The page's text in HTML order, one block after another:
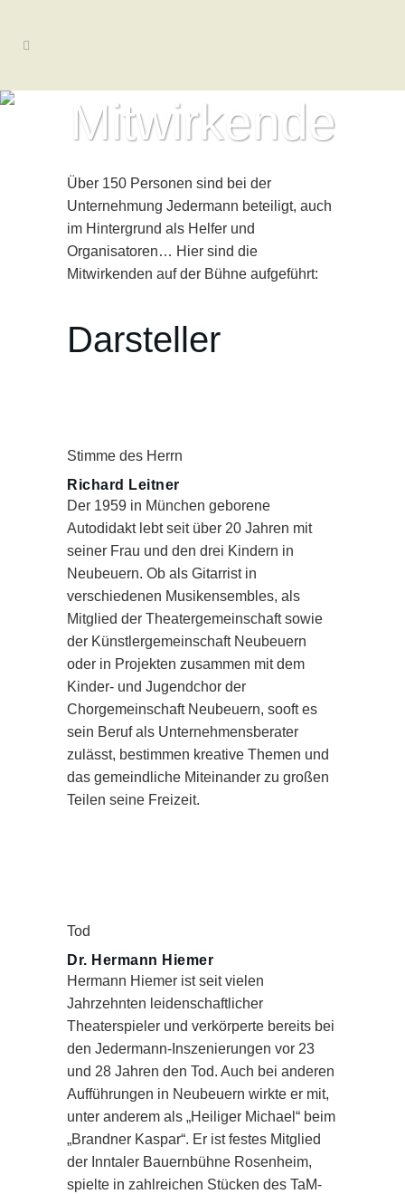
Mitwirkende
Über 150 Personen sind bei der
Unternehmung Jedermann beteiligt, auch
im Hintergrund als Helfer und
Organisatoren… Hier sind die
Mitwirkenden auf der Bühne aufgeführt:
Darsteller
Stimme des Herrn
Richard Leitner
Der 1959 in München geborene
Autodidakt lebt seit über 20 Jahren mit
seiner Frau und den drei Kindern in
Neubeuern. Ob als Gitarrist in
verschiedenen Musikensembles, als
Mitglied der Theatergemeinschaft sowie
der Künstlergemeinschaft Neubeuern
oder in Projekten zusammen mit dem
Kinder- und Jugendchor der
Chorgemeinschaft Neubeuern, sooft es
sein Beruf als Unternehmensberater
zulässt, bestimmen kreative Themen und
das gemeindliche Miteinander zu großen
Teilen seine Freizeit.
Tod
Dr. Hermann Hiemer
Hermann Hiemer ist seit vielen
Jahrzehnten leidenschaftlicher
Theaterspieler und verkörperte bereits bei
den Jedermann-Inszenierungen vor 23
und 28 Jahren den Tod. Auch bei anderen
Aufführungen in Neubeuern wirkte er mit,
unter anderem als „Heiliger Michael“ beim
„Brandner Kaspar“. Er ist festes Mitglied
der Inntaler Bauernbühne Rosenheim,
spielte in zahlreichen Stücken des TaM-